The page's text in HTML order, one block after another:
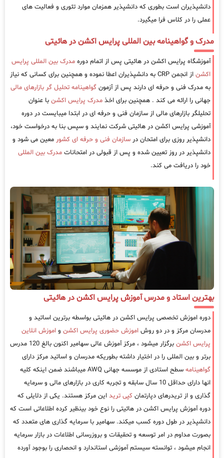
دانشپذیران است بطوری که دانشپذیر همزمان موارد تئوری و فعالیت های
عملی را در کلاس فرا میگیرد.
مدرک و گواهینامه بین المللی پرایس اکشن در هائیتی
آموزشگاه پرایس اکشن در هائیتی پس از اتمام دوره مدرک بین المللی پرایس
اکشن
از انجمن CRP به دانشپذیران اعطا نموده و همچنین برای کسانی که نیاز
به مدرک فنی و حرفه ای دارند پس از آزمون گواهینامه تحلیل گر بازارهای مالی
جهانی را ارائه می کند . همچنین برای اخذ مدرک پرایس اکشن با عنوان
تحلیلگر بازارهای مالی از سازمان فنی و حرفه ای در ابتدا میبایست در دوره
آموزشی پرایس اکشن در هائیتی شرکت نمایند و سپس بنا به درخواست خود،
دانشپذیر روزی برای امتحان در سازمان فنی و حرفه ای کشور معین می شود و
دانشپذیر در روز تعیین شده و پس از قبولی در امتحانات مدرک بین المللی
خود را دریافت می کند.
بهترین استاد و مدرس آموزش پرایس اکشن در هائیتی
دوره اموزش تخصصی پرایس اکشن در هائیتی بواسطه برترین اساتید و
مدرسان مرکز و در دو روش اموزش حضوری پرایس اکشن و اموزش انلاین
پرایس اکشن
برگزار میشود ، مرکز آموزش عالی سهامیر اکنون بالغ 120 مدرس
برتر و بین المللی را در اختیار داشته بطوریکه مدرسان و اساتید مرکز دارای
گواهینامه
سطح استادی از موسسه جهانی AWQ میباشند ضمن اینکه کلیه
انها دارای حداقل 10 سال سابقه و تجربه کاری در بازارهای مالی و سرمایه
گذاری و از تریدرهای دپارتمان کپی ترید این مرکز هستند. یکی از دلایلی که
دوره آموزش پرایس اکشن در هائیتی را نوع خود بینظیر کرده اطلاعاتی است که
دانشپذیر در طول دوره کسب میکند. سهامیر با سرمایه گذاری های متعدد که
بصورت مداوم در امر توسعه و تحقیقات و بروزرسانی اطلاعات در بازار سرمایه
انجام میشود ، توانسته سیستم آموزشی استاندارد و انحصاری را بوجود آورده